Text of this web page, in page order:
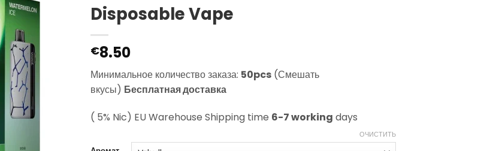
Disposable Vape
€8.50
Минимальное количество заказа: 50pcs (Смешать
вкусы) Бесплатная доставка
( 5% Nic) EU Warehouse Shipping time 6-7 working days
ОЧИСТИТЬ